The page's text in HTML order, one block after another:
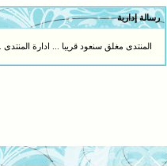
رسالة إدارية
المنتدى مغلق سنعود قريبا ... ادارة المنتدى ..